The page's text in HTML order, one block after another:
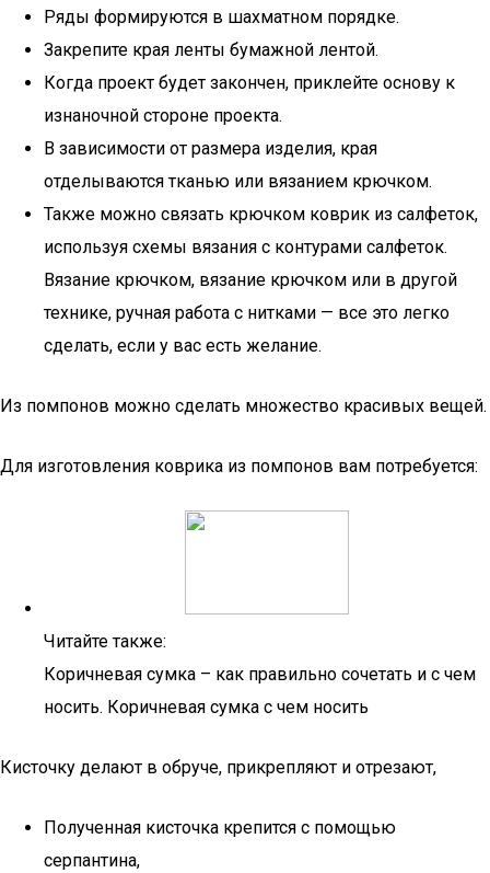
Ряды формируются в шахматном порядке.
Закрепите края ленты бумажной лентой.
Когда проект будет закончен, приклейте основу к
изнаночной стороне проекта.
В зависимости от размера изделия, края
отделываются тканью или вязанием крючком.
Также можно связать крючком коврик из салфеток,
используя схемы вязания с контурами салфеток.
Вязание крючком, вязание крючком или в другой
технике, ручная работа с нитками — все это легко
сделать, если у вас есть желание.
Из помпонов можно сделать множество красивых вещей.
Для изготовления коврика из помпонов вам потребуется:
Читайте также:
Коричневая сумка – как правильно сочетать и с чем
носить. Коричневая сумка с чем носить
Кисточку делают в обруче, прикрепляют и отрезают,
Полученная кисточка крепится с помощью
серпантина,